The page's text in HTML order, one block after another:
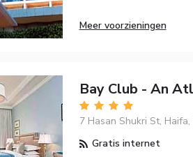
Meer voorzieningen
Bay Club - An
7 Hasan Shukri St, Haifa,
Gratis internet